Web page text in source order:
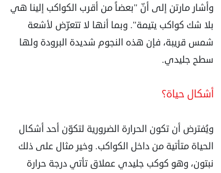
وأشار مارتن إلى أنّ "بعضاً من أقرب الكواكب إلينا هي
بلا شك كواكب يتيمة". وبما أنها لا تتعرّض لأشعة
شمس قريبة، فإن هذه النجوم شديدة البرودة ولها
سطح جليدي.
أشكال حياة؟
ويُفترض أن تكون الحرارة الضرورية لتكوّن أحد أشكال
الحياة متأتية من داخل الكواكب. وخير مثال على ذلك
نبتون، وهو كوكب جليدي عملاق تأتي درجة حرارة